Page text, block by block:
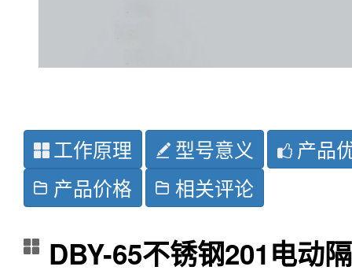
工作原理 型号意义
产品
产品价格
相关评论
DBY-65不锈钢201电动